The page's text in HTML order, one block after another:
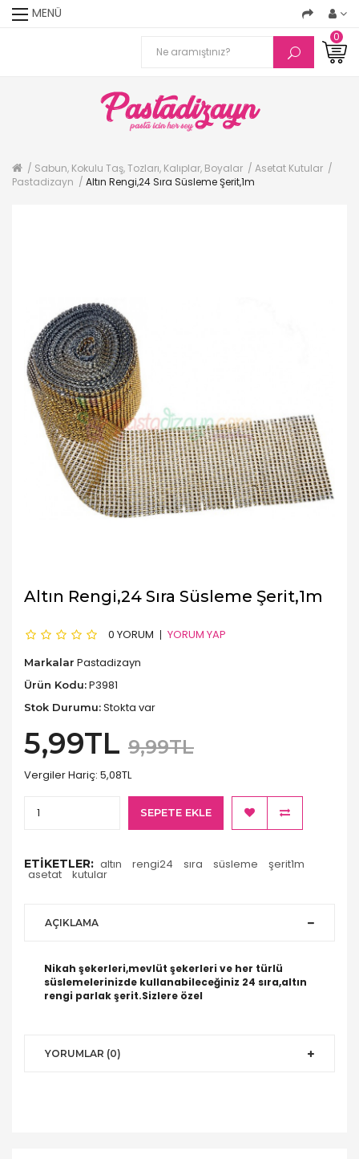
MENÜ
0
Sabun, Kokulu Taş, Tozları, Kalıplar, Boyalar
Asetat Kutular
Pastadizayn
Altın Rengi,24 Sıra Süsleme Şerit,1m
Altın Rengi,24 Sıra Süsleme Şerit,1m
0 YORUM YORUM YAP
Markalar Pastadizayn
Ürün Kodu:P3981
Stok Durumu:Stokta var
5,99TL 9,99TL
Vergiler Hariç: 5,08TL
SEPETE EKLE
ETIKETLER: altın rengi24 sıra süsleme şerit1m
asetat kutular
AÇIKLAMA
Nikah şekerleri,mevlüt şekerleri ve her türlü
süslemelerinizde kullanabileceğiniz 24 sıra,altın
rengi parlak şerit.Sizlere özel
YORUMLAR (0)